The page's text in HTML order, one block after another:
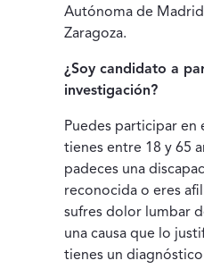
Autónoma de
Zaragoza.
¿Soy candidato a
investigación?
Puedes participar en
tienes entre 18 y 65
padeces una
reconocida o eres
sufres dolor lumbar
una causa que lo
tienes un